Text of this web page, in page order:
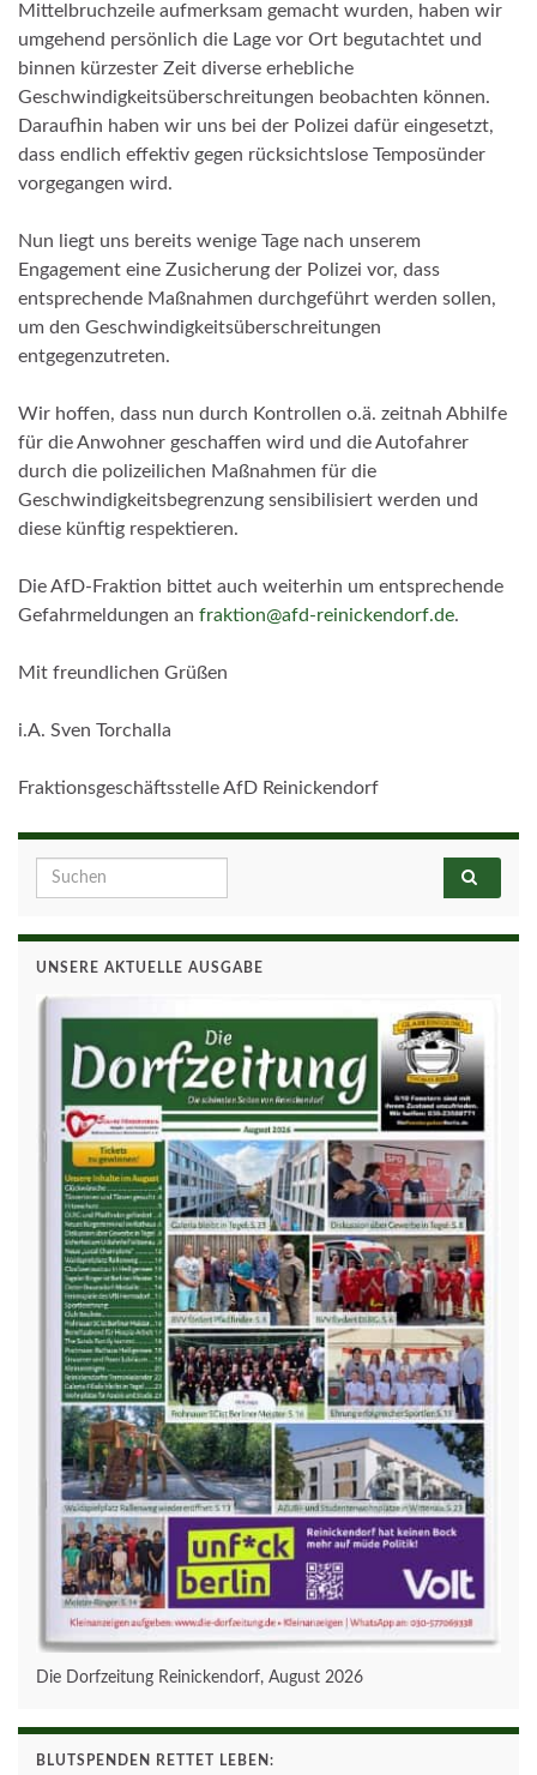
Mittelbruchzeile aufmerksam gemacht wurden, haben wir
umgehend persönlich die Lage vor Ort begutachtet und
binnen kürzester Zeit diverse erhebliche
Geschwindigkeitsüberschreitungen beobachten können.
Daraufhin haben wir uns bei der Polizei dafür eingesetzt,
dass endlich effektiv gegen rücksichtslose Temposünder
vorgegangen wird.
Nun liegt uns bereits wenige Tage nach unserem
Engagement eine Zusicherung der Polizei vor, dass
entsprechende Maßnahmen durchgeführt werden sollen,
um den Geschwindigkeitsüberschreitungen
entgegenzutreten.
Wir hoffen, dass nun durch Kontrollen o.ä. zeitnah Abhilfe
für die Anwohner geschaffen wird und die Autofahrer
durch die polizeilichen Maßnahmen für die
Geschwindigkeitsbegrenzung sensibilisiert werden und
diese künftig respektieren.
Die AfD-Fraktion bittet auch weiterhin um entsprechende
Gefahrmeldungen an fraktion@afd-reinickendorf.de.
Mit freundlichen Grüßen
i.A. Sven Torchalla
Fraktionsgeschäftsstelle AfD Reinickendorf
Search for:
UNSERE AKTUELLE AUSGABE
Die Dorfzeitung Reinickendorf, August 2026
BLUTSPENDEN RETTET LEBEN: